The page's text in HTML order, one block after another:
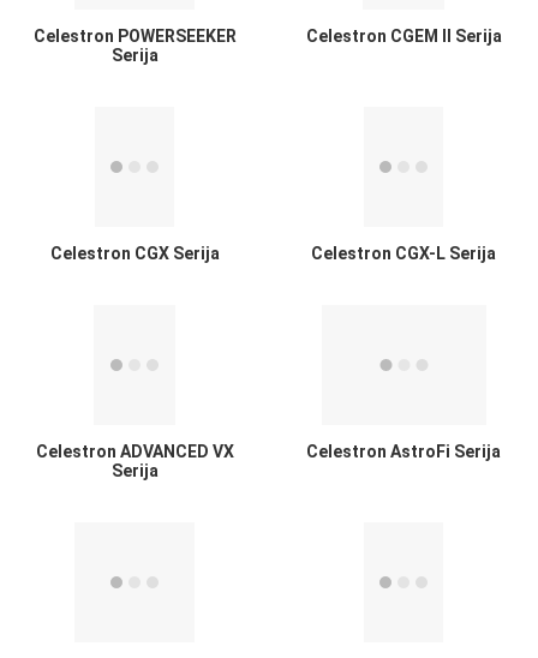
Celestron POWERSEEKER
Serija
Celestron CGEM II Serija
Celestron CGX Serija Celestron CGX-L Serija
Celestron ADVANCED VX
Serija
Celestron AstroFi Serija